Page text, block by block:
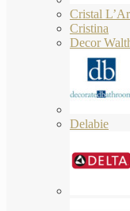
Cristal
Cristina
Decor
Delabie